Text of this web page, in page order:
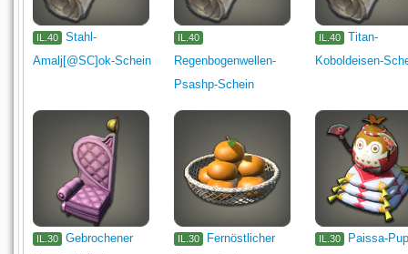
IL.40
Stahl-
Amalj[@SC]ok-Schein
IL.40
Regenbogenwellen-
Psashp-Schein
IL.40
Titan-
Koboldeisen-
IL.30
Gebrochener
IL.30
Fernöstlicher
IL.30 Paissa-